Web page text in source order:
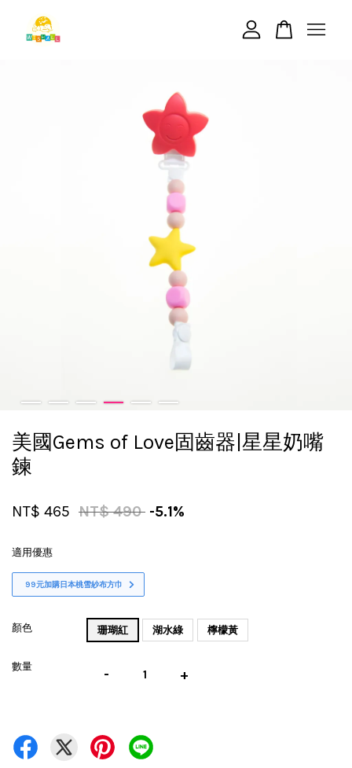
美國Gems of Love固齒器|星星奶嘴
鍊
NT$ 465 NT$ 490 -5.1%
適用優惠
99元加購日本桃雪紗布方巾
顏色 珊瑚紅 湖水綠 檸檬黃
數量 - +
繼續購物